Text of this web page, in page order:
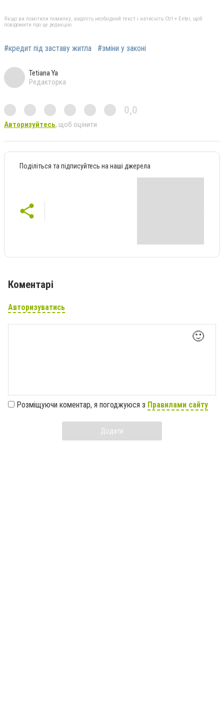
Якщо ви помітили помилку, виділіть необхідний текст і натисніть Ctrl + Enter, щоб
повідомити про це редакцію
#кредит під заставу житла #зміни у законі
Tetiana Ya
Редакторка
0,0
Авторизуйтесь, щоб оцінити
Поділіться та підписуйтесь на наші джерела
Коментарі
Авторизуватись
🙂
Розміщуючи коментар, я погоджуюся з Правилами сайту
Додати